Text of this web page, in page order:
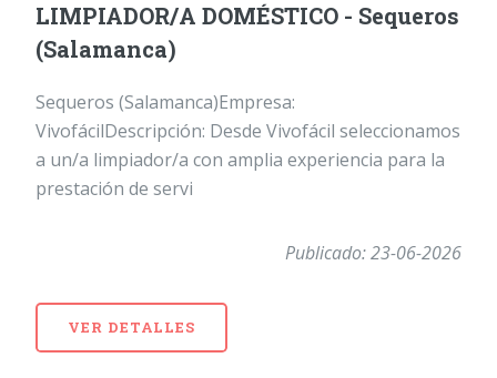
LIMPIADOR/A DOMÉSTICO - Sequeros
(Salamanca)
Sequeros (Salamanca)Empresa:
VivofácilDescripción: Desde Vivofácil seleccionamos
a un/a limpiador/a con amplia experiencia para la
prestación de servi
Publicado: 23-06-2026
VER DETALLES